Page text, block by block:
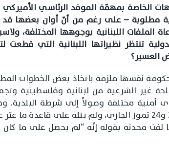
الخاصة بمهمّة الموفد الرئاسي
مطلوبة – على رغم من أنّ أوان بعضها
الملفات اللبنانية بوجوهها المختلفة،
تنتظر نظيراتها اللبنانية التي
العسير؟
نفسها ملزمة باتخاذ بعض الخطوات
غير الشرعية من لبنانية وفلسطينية
مختلفة وصولاً إلى شرطة البلدية.
الأخيرة لبيروت ما بين 22 و24 تموز الجاري، ولم ينله على
لفت محدثه بقوله إنّه “لم يحصل على ما كان